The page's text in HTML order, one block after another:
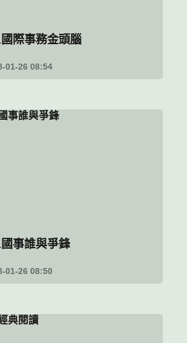
際事務金頭腦
01-26 08:54
事誰與爭鋒
01-26 08:50